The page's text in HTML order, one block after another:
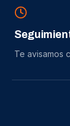
Te avisamos